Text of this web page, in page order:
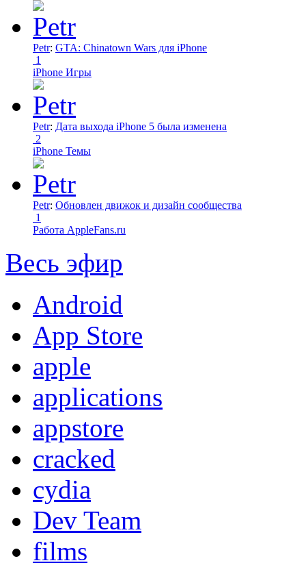
Petr: GTA: Chinatown Wars для iPhone
1
iPhone Игры
Petr: Дата выхода iPhone 5 была изменена
2
iPhone Темы
Petr: Обновлен движок и дизайн сообщества
1
Работа AppleFans.ru
Весь эфир
Android
App Store
apple
applications
appstore
cracked
cydia
Dev Team
films